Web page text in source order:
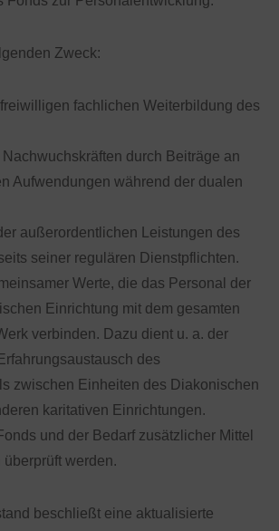
Zweck:
fachlichen Weiterbildung des
Nachwuchskräften durch Beiträge an
Aufwendungen während der dualen
außerordentlichen Leistungen des
seiner regulären Dienstpflichten.
Werte, die das Personal der
Einrichtung mit dem gesamten
verbinden. Dazu dient u. a. der
des
zwischen Einheiten des Diakonischen
karitativen Einrichtungen.
und der Bedarf zusätzlicher Mittel
werden.
beschließt eine aktualisierte